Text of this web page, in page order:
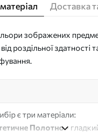
Доставка
зображених
роздільної
є три матеріали:
Полотно-